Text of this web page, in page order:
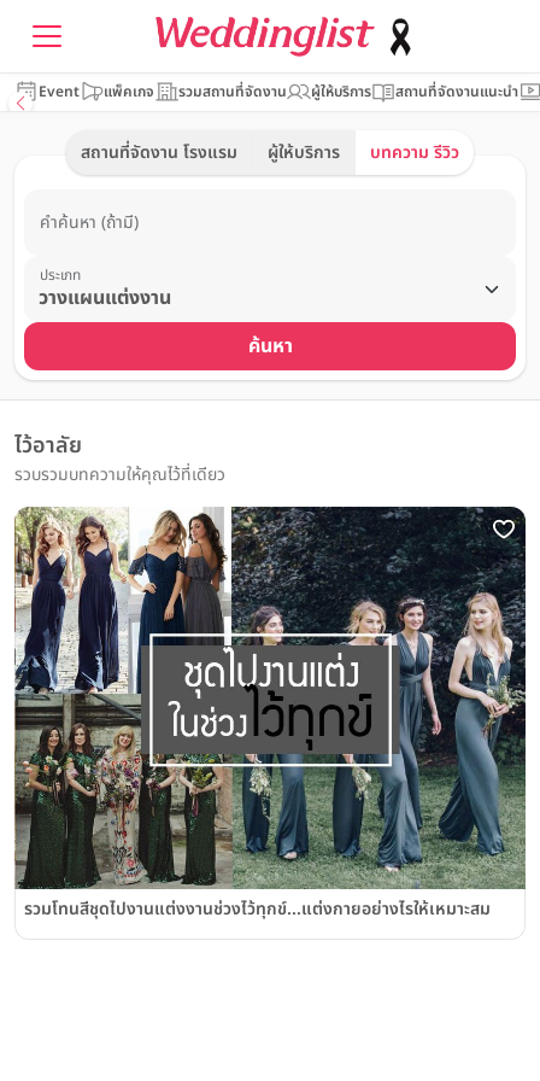
Event แพ็คเกจ รวมสถานที่จัดงาน ผู้ให้บริการ สถานที่จัดงานแนะนำ
สถานที่จัดงาน โรงแรม ผู้ให้บริการ บทความ รีวิว
คำค้นหา (ถ้ามี)
ประเภท
ค้นหา
ไว้อาลัย
รวบรวมบทความให้คุณไว้ที่เดียว
รวมโทนสีชุดไปงานแต่งงานช่วงไว้ทุกข์...แต่งกายอย่างไรให้เหมาะสม